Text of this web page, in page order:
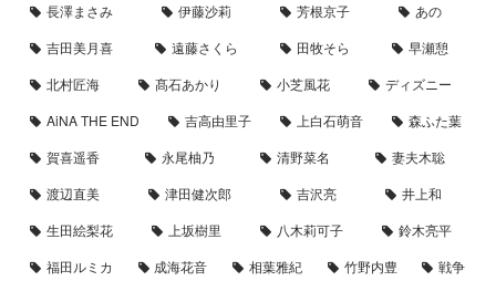
長澤まさみ
伊藤沙莉 芳根京子
あの
吉田美月喜
遠藤さくら 田牧そら
早瀬憩
北村匠海
髙石あかり 小芝風花
ディズニー
AiNA THE END
吉高由里子 上白石萌音
森ふた葉
賀喜遥香
永尾柚乃 清野菜名
妻夫木聡
渡辺直美
津田健次郎 吉沢亮
井上和
生田絵梨花
上坂樹里 八木莉可子
鈴木亮平
福田ルミカ
成海花音 相葉雅紀 竹野内豊
戦争